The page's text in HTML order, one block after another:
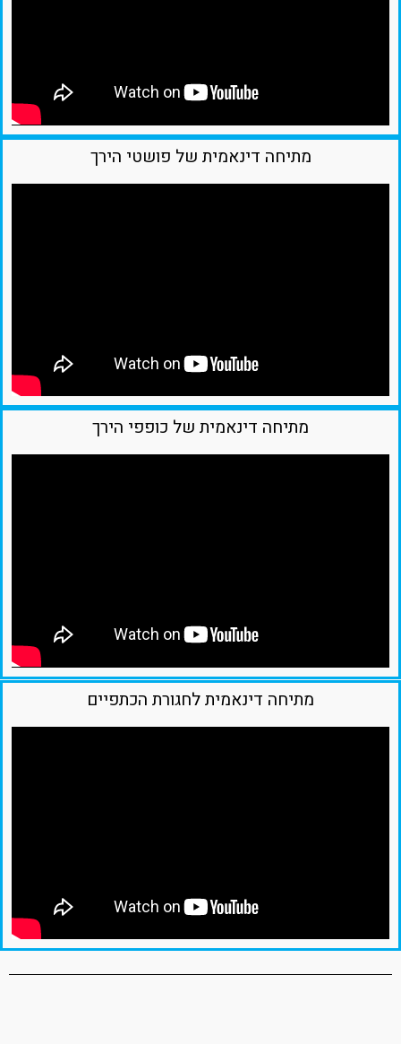
מתיחה דינאמית של פושטי הירך
מתיחה דינאמית של כופפי הירך
מתיחה דינאמית לחגורת הכתפיים